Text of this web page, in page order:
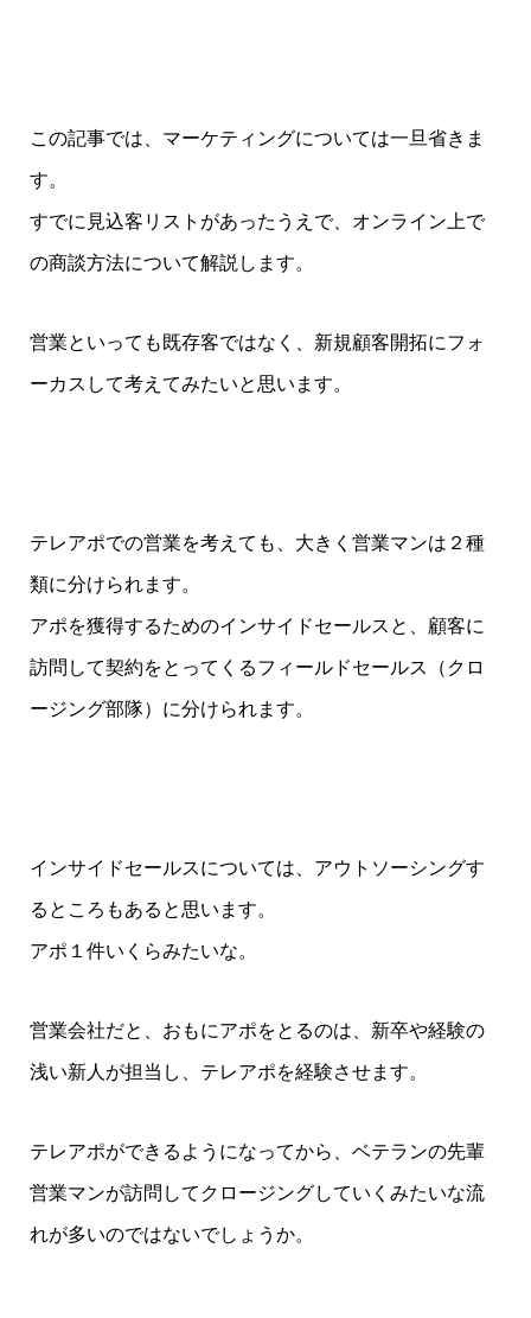
この記事では、マーケティングについては一旦省きま
す。
すでに見込客リストがあったうえで、オンライン上で
の商談方法について解説します。
営業といっても既存客ではなく、新規顧客開拓にフォ
ーカスして考えてみたいと思います。
テレアポでの営業を考えても、大きく営業マンは２種
類に分けられます。
アポを獲得するためのインサイドセールスと、顧客に
訪問して契約をとってくるフィールドセールス（クロ
ージング部隊）に分けられます。
インサイドセールスについては、アウトソーシングす
るところもあると思います。
アポ１件いくらみたいな。
営業会社だと、おもにアポをとるのは、新卒や経験の
浅い新人が担当し、テレアポを経験させます。
テレアポができるようになってから、ベテランの先輩
営業マンが訪問してクロージングしていくみたいな流
れが多いのではないでしょうか。